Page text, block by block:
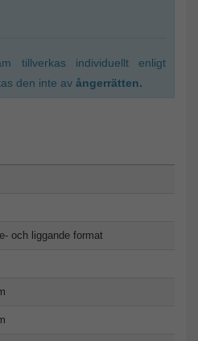
tillverkas individuellt enligt
den inte av ångerrätten.
och liggande format